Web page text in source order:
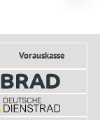
Vorauskasse